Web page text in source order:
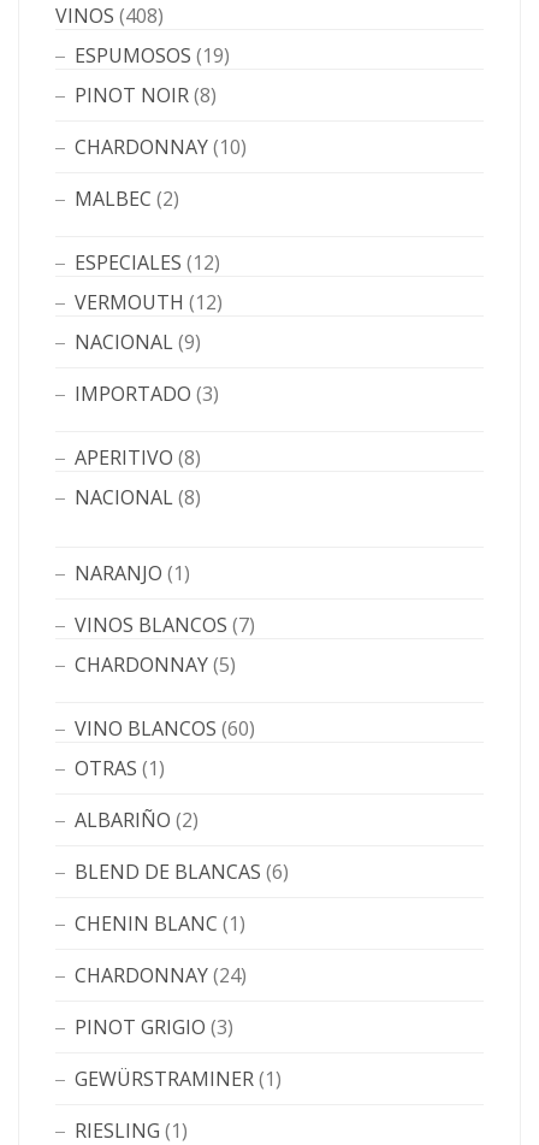
VINOS (408)
ESPUMOSOS (19)
PINOT NOIR(8)
CHARDONNAY(10)
MALBEC (2)
ESPECIALES (12)
VERMOUTH (12)
NACIONAL(9)
IMPORTADO (3)
APERITIVO (8)
NACIONAL(8)
NARANJO (1)
VINOS BLANCOS (7)
CHARDONNAY(5)
VINO BLANCOS (60)
OTRAS (1)
ALBARIÑO (2)
BLEND DE BLANCAS (6)
CHENIN BLANC (1)
CHARDONNAY(24)
PINOT GRIGIO (3)
GEWÜRSTRAMINER(1)
RIESLING (1)